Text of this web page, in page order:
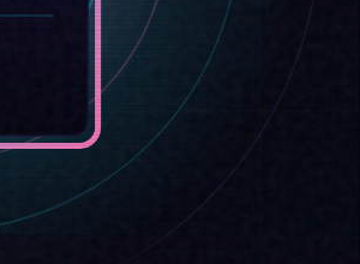
că agentul rula deja volumul.
marfă" pe un picior turcesc unde
dispecerul aprobă, iar orice schimbare
intact, greutate corespunde, niciun
client merge la un om, indiferent cât de